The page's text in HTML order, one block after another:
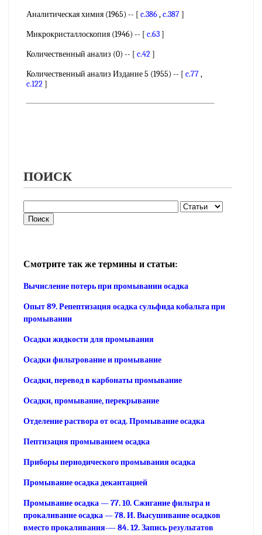
Аналитическая химия (1965) -- [ c.386,c.387]
Микрокристаллоскопия (1946) -- [ c.63]
Количественный анализ (0) -- [ c.42]
Количественный анализ Издание 5 (1955) -- [ c.77,
c.122]
ПОИСК
Смотрите так же термины и статьи:
Вычисление потерь при промывании осадка
Опыт 89. Репептизация осадка сульфида кобальта при
промывании
Осадки жидкости для промывания
Осадки фильтрование и промывание
Осадки, перевод в карбонаты промывание
Осадки, промывание, перекрывание
Отделение раствора от осад. Промывание осадка
Пептизация промыванием осадка
Приборы периодического промывания осадка
Промывание осадка декантацией
Промывание осадка — 77. 10. Сжигание фильтра и
прокаливание осадка — 78. И. Высушивание осадков
вместо прокаливания-— 84. 12. Запись результатов